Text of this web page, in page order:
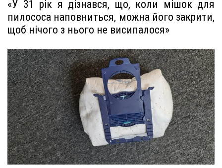
«У 31 рік я дізнався, що, коли мішок для
пилососа наповниться, можна його закрити,
щоб нічого з нього не висипалося»